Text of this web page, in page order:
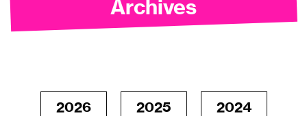
Archives
2026 2025 2024